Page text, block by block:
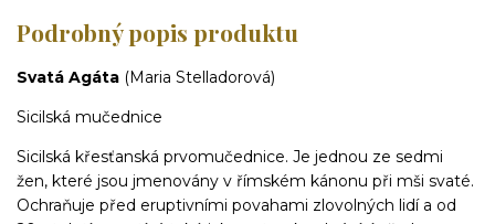
Podrobný popis produktu
Svatá Agáta (Maria Stelladorová)
Sicilská mučednice
Sicilská křesťanská prvomučednice. Je jednou ze sedmi
žen, které jsou jmenovány v římském kánonu při mši svaté.
Ochraňuje před eruptivními povahami zlovolných lidí a od